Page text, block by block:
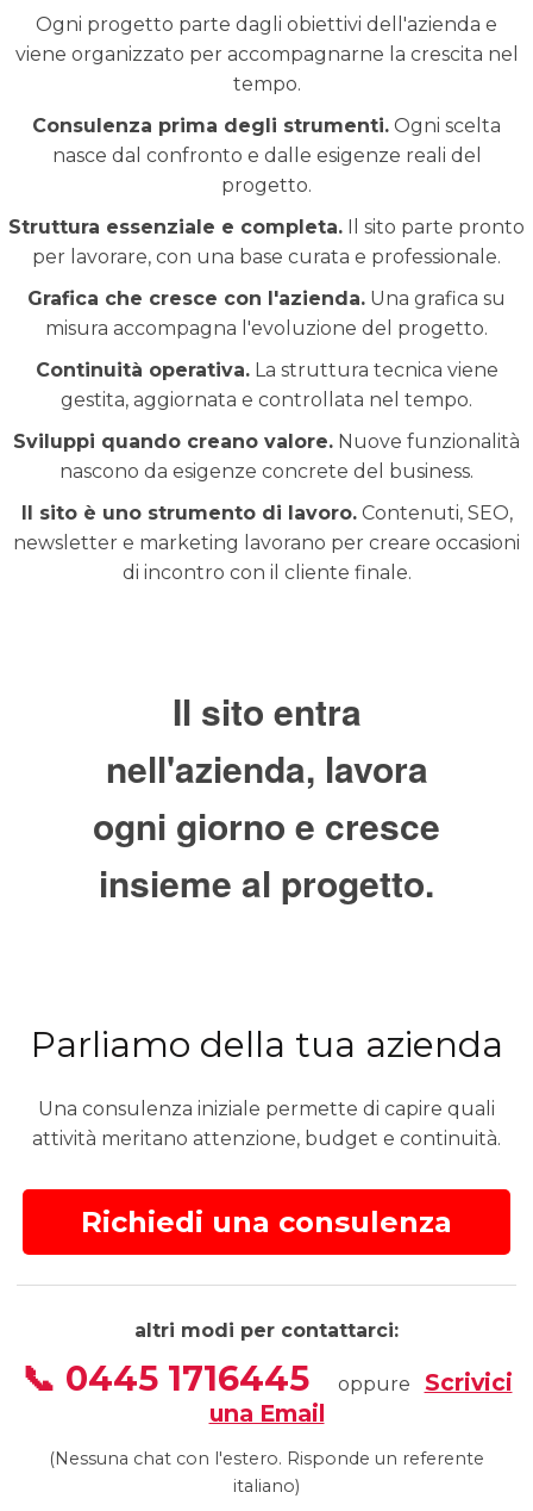
Ogni progetto parte dagli obiettivi dell'azienda e
viene organizzato per accompagnarne la crescita nel
tempo.
Consulenza prima degli strumenti. Ogni scelta
nasce dal confronto e dalle esigenze reali del
progetto.
Struttura essenziale e completa. Il sito parte pronto
per lavorare, con una base curata e professionale.
Grafica che cresce con l'azienda. Una grafica su
misura accompagna l'evoluzione del progetto.
Continuità operativa.La struttura tecnica viene
gestita, aggiornata e controllata nel tempo.
Sviluppi quando creano valore. Nuove funzionalità
nascono da esigenze concrete del business.
Il sito è uno strumento di lavoro.Contenuti, SEO,
newsletter e marketing lavorano per creare occasioni
di incontro con il cliente finale.
Il sito entra
nell'azienda, lavora
ogni giorno e cresce
insieme al progetto.
Parliamo della tua azienda
Una consulenza iniziale permette di capire quali
attività meritano attenzione, budget e continuità.
Richiedi una consulenza
altri modi per contattarci:
📞 0445 1716445 oppure Scrivici
una Email
(Nessuna chat con l'estero. Risponde un referente
italiano)